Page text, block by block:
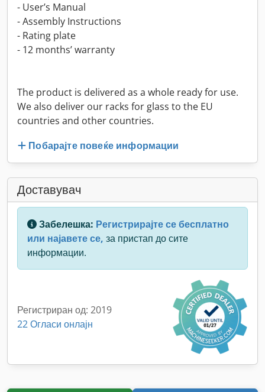
- User’s Manual
- Assembly Instructions
- Rating plate
- 12 months’ warranty
The product is delivered as a whole ready for use.
We also deliver our racks for glass to the EU
countries and other countries.
Побарајте повеќе информации
Доставувач
Забелешка: Регистрирајте се бесплатно
или најавете се, за пристап до сите
информации.
Регистриран од: 2019
22 Огласи онлајн